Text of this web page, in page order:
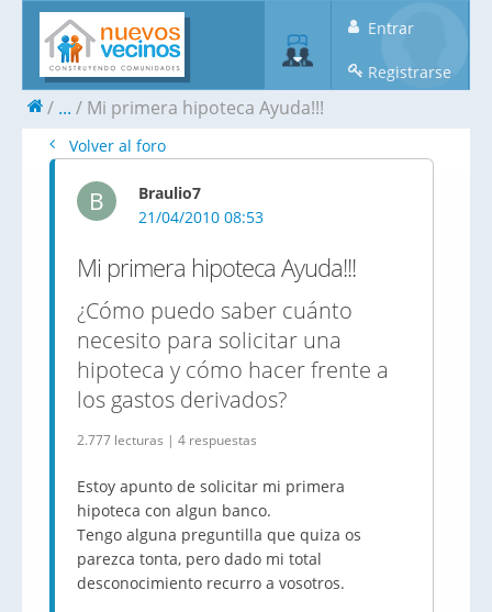
Entrar
Registrarse
... Mi primera hipoteca Ayuda!!!
Volver al foro
B
Braulio7
21/04/2010 08:53
Mi primera hipoteca Ayuda!!!
¿Cómo puedo saber cuánto
necesito para solicitar una
hipoteca y cómo hacer frente a
los gastos derivados?
2.777 lecturas | 4 respuestas
Estoy apunto de solicitar mi primera
hipoteca con algun banco.
Tengo alguna preguntilla que quiza os
parezca tonta, pero dado mi total
desconocimiento recurro a vosotros.